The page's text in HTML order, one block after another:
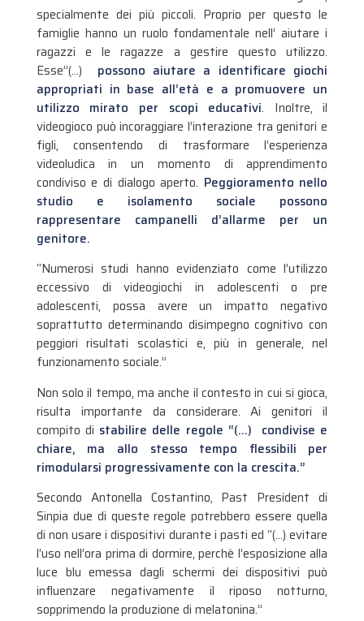
specialmente dei più piccoli. Proprio per questo le
famiglie hanno un ruolo fondamentale nell’ aiutare i
ragazzi e le ragazze a gestire questo utilizzo.
Esse”(…)
possono aiutare a identificare giochi
appropriati in base all’età e a promuovere un
utilizzo mirato per scopi educativi. Inoltre, il
videogioco può incoraggiare l’interazione tra genitori e
figli, consentendo di trasformare l’esperienza
videoludica in un momento di apprendimento
condiviso e di dialogo aperto. Peggioramento nello
studio e isolamento sociale possono
rappresentare campanelli d’allarme per un
genitore.
“Numerosi studi hanno evidenziato come l’utilizzo
eccessivo di videogiochi in adolescenti o pre
adolescenti, possa avere un impatto negativo
soprattutto determinando disimpegno cognitivo con
peggiori risultati scolastici e, più in generale, nel
funzionamento sociale.”
Non solo il tempo, ma anche il contesto in cui si gioca,
risulta importante da considerare. Ai genitori il
compito di stabilire delle regole “(…) condivise e
chiare, ma allo stesso tempo flessibili per
rimodularsi progressivamente con la crescita.”
Secondo Antonella Costantino, Past President di
Sinpia due di queste regole potrebbero essere quella
di non usare i dispositivi durante i pasti ed “(…) evitare
l’uso nell’ora prima di dormire, perchè l’esposizione alla
luce blu emessa dagli schermi dei dispositivi può
influenzare negativamente il riposo notturno,
sopprimendo la produzione di melatonina.”